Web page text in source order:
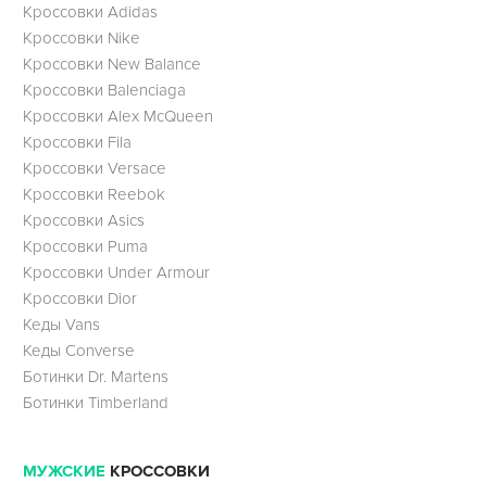
Кроссовки Adidas
Кроссовки Nike
Кроссовки New Balance
Кроссовки Balenciaga
Кроссовки Alex McQueen
Кроссовки Fila
Кроссовки Versace
Кроссовки Reebok
Кроссовки Asics
Кроссовки Puma
Кроссовки Under Armour
Кроссовки Dior
Кеды Vans
Кеды Converse
Ботинки Dr. Martens
Ботинки Timberland
МУЖСКИЕ КРОССОВКИ